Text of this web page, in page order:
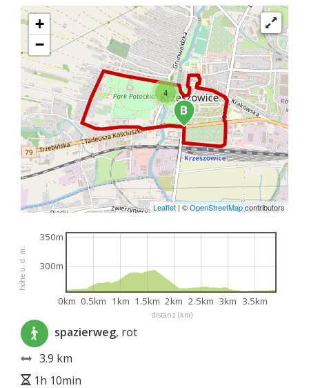
4
+
−
Leaflet |©OpenStreetMapcontributors
distanz (km)
höhe ü. d. m.
0km 0.5km 1km 1.5km 2km 2.5km 3km 3.5km
300m
350m
spazierweg, rot
3.9 km
1h 10min